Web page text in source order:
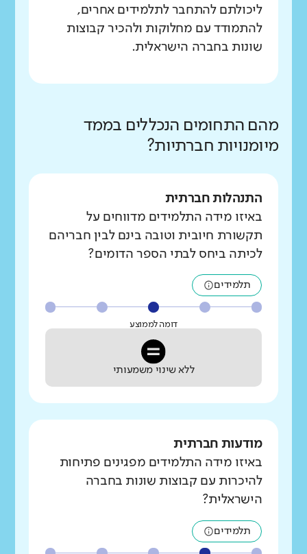
ליכולתם להתחבר לתלמידים אחרים,
להתמודד עם מחלוקות ולהכיר קבוצות
שונות בחברה הישראלית.
מהם התחומים הנכללים בממד
מיומנויות חברתיות?
התנהלות חברתית
באיזו מידה התלמידים מדווחים על
תקשורת חיובית וטובה בינם לבין חבריהם
לכיתה ביחס לבתי הספר הדומים?
תלמידים
דומה לממוצע
ללא שינוי משמעותי
מודעות חברתית
באיזו מידה התלמידים מפגינים פתיחות
להיכרות עם קבוצות שונות בחברה
הישראלית?
תלמידים